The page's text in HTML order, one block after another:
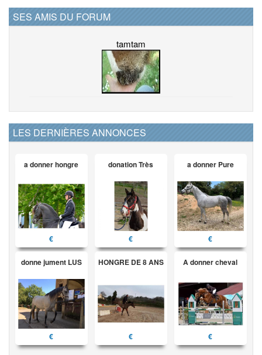
SES AMIS DU FORUM
tamtam
LES DERNIÈRES ANNONCES
a donner hongre
€
donation Très
€
a donner Pure
€
donne jument LUS
€
HONGRE DE 8 ANS
€
A donner cheval
€